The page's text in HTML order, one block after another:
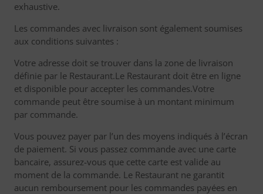
exhaustive.
Les commandes avec livraison sont également soumises
aux conditions suivantes :
Votre adresse doit se trouver dans la zone de livraison
définie par le Restaurant.Le Restaurant doit être en ligne
et disponible pour accepter les commandes.Votre
commande peut être soumise à un montant minimum
par commande.
Vous pouvez payer par l’un des moyens indiqués à l’écran
de paiement. Si vous passez commande avec une carte
bancaire, assurez-vous que cette carte est valide au
moment de la commande. Le Restaurant ne garantit
aucun remboursement pour les commandes payées en